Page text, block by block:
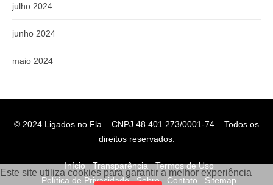
julho 2024
junho 2024
maio 2024
© 2024 Ligados no Fla – CNPJ 48.401.273/0001-74 – Todos os
direitos reservados.
Início Transparência
Termos de Uso
Política de Privacidade
Sobre Contato Sitemap
Este site utiliza cookies para garantir a melhor experiência